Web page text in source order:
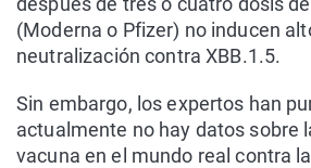
(Moderna o Pfizer) no inducen
neutralización contra XBB.1.5.
Sin embargo, los expertos han
actualmente no hay datos sobre
vacuna en el mundo real contra